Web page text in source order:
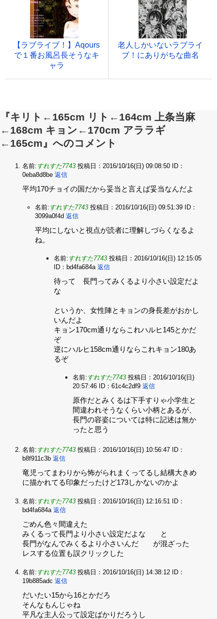
【ラブライブ！】Aqours
で１番お風呂長そうなキ
ャラ
老人しかいないラブライ
ブ！にありがちな曲名
『キリト←165cm リト←164cm 上条当麻
←168cm キョン←170cm アララギ
←165cm』へのコメント
名前: すれすた7743 投稿日：2016/10/16(日) 09:08:50
ID：
0eba8d8be 返信
平均170チョイの国だから妥当と言えば妥当なんだよ
名前: すれすた7743 投稿日：2016/10/16(日) 09:51:39
ID：
3099a0f4d 返信
平均にしないと視点が読者に理解しづらくなるよ
ね。
名前: すれすた7743 投稿日：2016/10/16(日) 12:15:05
ID：bd4fa684a 返信
待って 長門ってみくるより小さい設定だよ
な‌
というか、女性陣とキョンの身長差がおかし
いんだよ‌
キョン170cm通りならこれハルヒ145とかだ
ぞ‌
逆にハルヒ158cm通りならこれキョン180あ
るぞ
名前: すれすた7743 投稿日：2016/10/16(日)
20:57:46
ID：61c4c2df9 返信
原作だとみくるは下手すりゃ小学生と
間違われそうなくらい小柄とあるが、‌
長門の容姿については特に記述は無か
ったと思う
名前: すれすた7743 投稿日：2016/10/16(日) 10:56:47
ID：
b8f911c3b 返信
竜児ってまわりから怖がられまくってるし結構大きめ
に描かれてる印象だったけど173しかないのかよ
名前: すれすた7743 投稿日：2016/10/16(日) 12:16:51
ID：
bd4fa684a 返信
ごめん色々間違えた‌
みくるって長門より小さい設定だよな と‌
長門がなんでみくるより小さいんだ が混ざった‌
レスする位置も誤クリックした
名前: すれすた7743 投稿日：2016/10/16(日) 14:38:12
ID：
19b885adc 返信
だいたい15から16とかだろ‌
そんなもんじゃね‌
平凡な主人公って設定ばかりだろうし‌